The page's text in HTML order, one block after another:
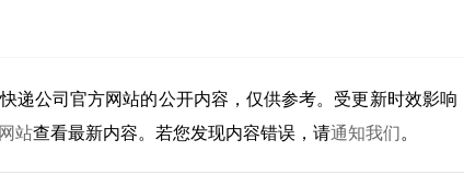
递公司官方网站的公开内容，仅供参考。受更新时效影响
站查看最新内容。若您发现内容错误，请通知我们。